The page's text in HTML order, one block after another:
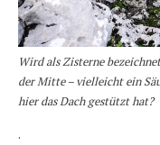
Wird als Zisterne
der Mitte – vielleicht ein
hier das Dach gestützt hat?
.